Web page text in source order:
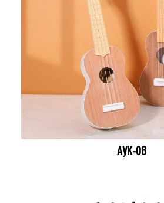
АУК-08